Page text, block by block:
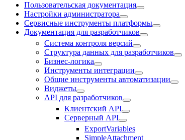
Пользовательская документация
Настройки администратора
Сервисные инструменты платформы
Документация для разработчиков
Система контроля версий
Структура данных для разработчиков
Бизнес-логика
Инструменты интеграции
Общие инструменты автоматизации
Виджеты
API для разработчиков
Клиентский API
Серверный API
ExportVariables
SimpleAttachment